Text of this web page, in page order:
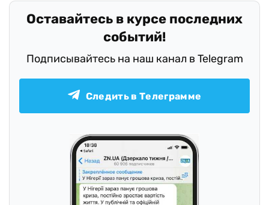
Оставайтесь в курсе последних
событий!
Подписывайтесь на наш канал в Telegram
Следить в Телеграмме